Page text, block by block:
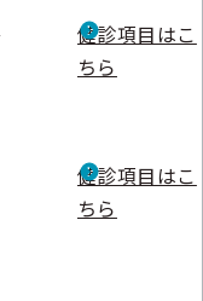
健診項目はこ
ちら
健診項目はこ
ちら